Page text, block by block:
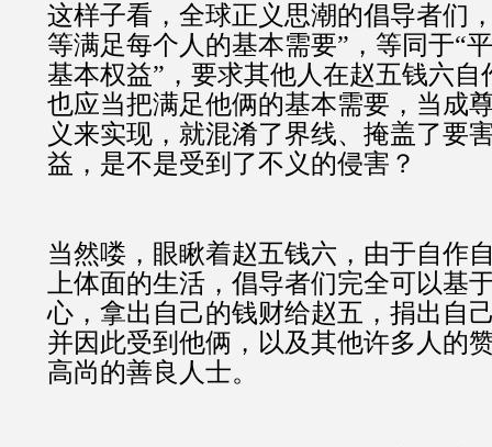
这样子看，全球正义思潮的倡导者们
等满足每个人的基本需要”，等同于“
基本权益”，要求其他人在赵五钱六
也应当把满足他俩的基本需要，当成
义来实现，就混淆了界线、掩盖了要
益，是不是受到了不义的侵害？
当然喽，眼瞅着赵五钱六，由于自作
上体面的生活，倡导者们完全可以基
心，拿出自己的钱财给赵五，捐出自
并因此受到他俩，以及其他许多人的
高尚的善良人士。